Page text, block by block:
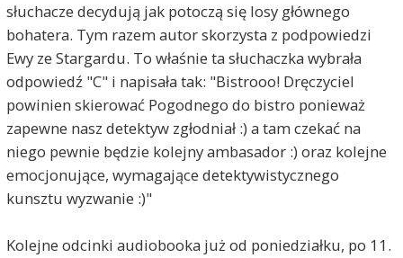
słuchacze decydują jak potoczą się losy głównego
bohatera. Tym razem autor skorzysta z podpowiedzi
Ewy ze Stargardu. To właśnie ta słuchaczka wybrała
odpowiedź "C" i napisała tak: "Bistrooo! Dręczyciel
powinien skierować Pogodnego do bistro ponieważ
zapewne nasz detektyw zgłodniał :) a tam czekać na
niego pewnie będzie kolejny ambasador :) oraz kolejne
emocjonujące, wymagające detektywistycznego
kunsztu wyzwanie :)"
Kolejne odcinki audiobooka już od poniedziałku, po 11.